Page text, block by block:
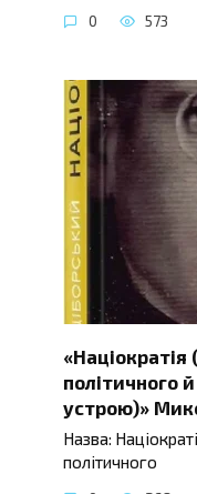
0 573
політичного
устрою)»
Назва:
політичного